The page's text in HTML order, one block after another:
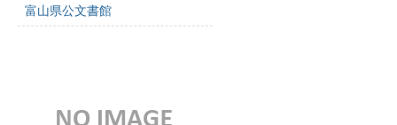
富山県公文書館